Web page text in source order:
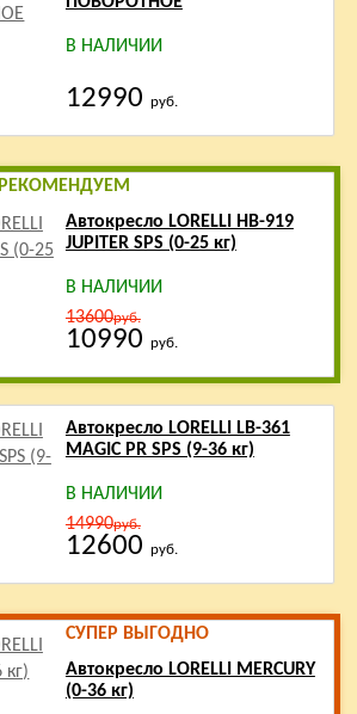
В НАЛИЧИИ
12990 руб.
РЕКОМЕНДУЕМ
Автокресло LORELLI HB-919
JUPITER SPS (0-25 кг)
В НАЛИЧИИ
13600руб.
10990 руб.
Автокресло LORELLI LB-361
MAGIC PR SPS (9-36 кг)
В НАЛИЧИИ
14990руб.
12600 руб.
СУПЕР ВЫГОДНО
Автокресло LORELLI MERCURY
(0-36 кг)